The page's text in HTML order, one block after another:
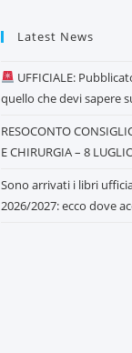
Latest News
UFFICIALE:
quello che devi sapere
RESOCONTO
E CHIRURGIA – 8
Sono arrivati i libri
2026/2027: ecco dove